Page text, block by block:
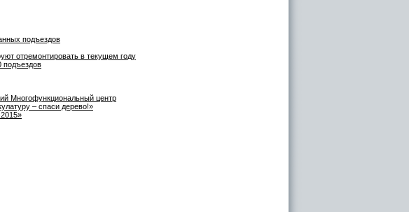
подъездов
отремонтировать в текущем году
подъездов
Многофункциональный центр
– спаси дерево!»